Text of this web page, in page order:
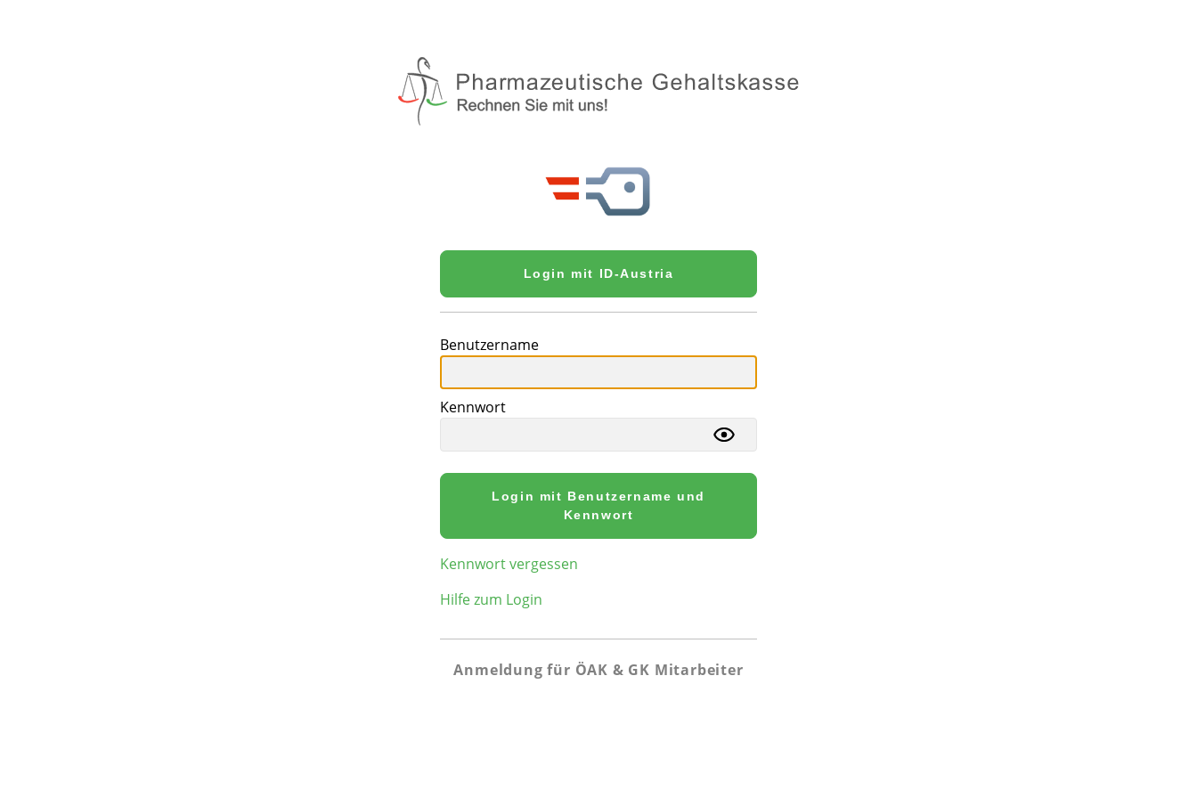
Login mit ID-Austria
Benutzername
Kennwort
Login mit Benutzername und
Kennwort
Kennwort vergessen
Hilfe zum Login
Anmeldung für ÖAK & GK Mitarbeiter